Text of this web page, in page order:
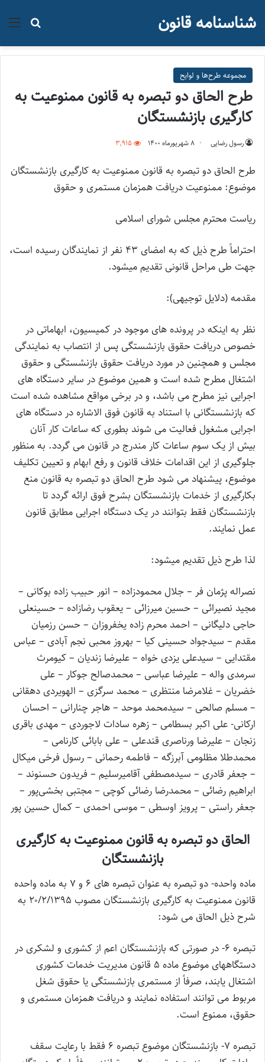
جستجو شناسنامه قانون
مجموعه طرح‌ها و لوایح
طرح الحاق دو تبصره به قانون ممنوعیت به
کارگیری بازنشستگان
رسول رضایی ۸ شهریور‌ماه ۱۴۰۰ 3,915
طرح الحاق دو تبصره به قانون ممنوعیت به کارگیری بازنشستگان
موضوع: ممنوعیت دریافت همزمان مستمری و حقوق
ریاست محترم مجلس شورای اسلامی
احتراماً طرح ذیل که به امضای ۴۳ نفر از نمایندگان رسیده است،
جهت طی مراحل قانونی تقدیم میشود.
مقدمه (دلایل توجیهی):
نظر به اینکه در پرونده های موجود در کمیسیون، ابهاماتی در
خصوص دریافت حقوق بازنشستگی پس از انتصاب به نمایندگی
مجلس و همچنین در مورد دریافت حقوق بازنشستگی و حقوق
اشتغال مطرح شده است و همین موضوع در سایر دستگاه های
اجرایی نیز مطرح می باشد، و در برخی مواقع مشاهده شده است
که بازنشستگانی با استناد به قانون فوق الاشاره در دستگاه های
اجرایی مشغول فعالیت می شوند بطوری که ساعات کار آنان
بیش از یک سوم ساعات کار مندرج در قانون می گردد. به منظور
جلوگیری از این اقدامات خلاف قانون و رفع ابهام و تعیین تکلیف
موضوع، پیشنهاد می شود طرح الحاق دو تبصره به قانون منع
بکارگیری از خدمات بازنشستگان بشرح فوق ارائه گردد تا
بازنشستگان فقط بتوانند در یک دستگاه اجرایی مطابق قانون
عمل نمایند.
لذا طرح ذيل تقديم ميشود:
نصراله پژمان فر – جلال محمودزاده – انور حبیب زاده بوکانی –
مجید نصیرائی – حسین میرزائی – یعقوب رضازاده – حسینعلی
حاجی دلیگانی – احمد محرم زاده یخفروزان – حسن رزمیان
مقدم – سیدجواد حسینی کیا – بهروز محبی نجم آبادی – عباس
مقتدایی – سیدعلی یزدی خواه – علیرضا زندیان – کیومرث
سرمدی واله – علیرضا عباسی – محمدصالح جوکار – علی
خضریان – غلامرضا منتظری – محمد سرگزی – الهویردی دهقانی
– مسلم صالحی – سیدمحمد موحد – هاجر چنارانی – احسان
ارکانی- علی اکبر بسطامی – زهره سادات لاجوردی – مهدی باقری
زنجان – علیرضا ورناصری قندعلی – علی بابائی کارنامی –
محمدطلا مظلومی آبرزگه – فاطمه رحمانی – رسول فرخی میکال
– جعفر قادری – سیدمصطفی آقامیرسلیم – فریدون حسنوند –
ابراهیم رضائی – محمدرضا رضائی کوچی – مجتبی بخشی‌پور –
جعفر راستی – پرویز اوسطی – موسی احمدی – کمال حسین پور
الحاق دو تبصره به قانون ممنوعیت به کارگیری
بازنشستگان
ماده واحده- دو تبصره به عنوان تبصره های ۶ و ۷ به ماده واحده
قانون ممنوعیت به کارگیری بازنشستگان مصوب ۲۰/۲/۱۳۹۵ به
شرح ذیل الحاق می شود:
تبصره ۶- در صورتی که بازنشستگان اعم از کشوری و لشکری در
دستگاههای موضوع ماده ۵ قانون مدیریت خدمات کشوری
اشتغال یابند، صرفاً از مستمری بازنشستگی یا حقوق شغل
مربوط می توانند استفاده نمایند و دریافت همزمان مستمری و
حقوق، ممنوع است.
تبصره ۷- بازنشستگان موضوع تبصره ۶ فقط با رعایت سقف